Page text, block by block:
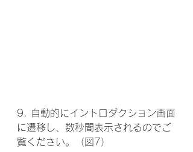
9. 自動的にイントロダクション画面
に遷移し、数秒間表示されるのでご
覧ください。（図7）